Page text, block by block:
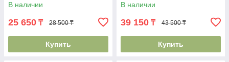
В наличии
25 650 ₸ 28 500 ₸
Купить
В наличии
39 150 ₸ 43 500 ₸
Купить